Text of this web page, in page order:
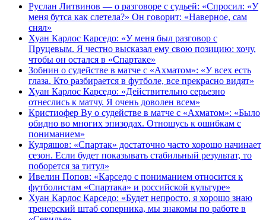
Руслан Литвинов — о разговоре с судьей: «Спросил: «У
меня бутса как слетела?» Он говорит: «Наверное, сам
снял»
Хуан Карлос Карседо: «У меня был разговор с
Пруцевым. Я честно высказал ему свою позицию: хочу,
чтобы он остался в «Спартаке»
Зобнин о судействе в матче с «Ахматом»: «У всех есть
глаза. Кто разбирается в футболе, все прекрасно видят»
Хуан Карлос Карседо: «Действительно серьезно
отнеслись к матчу. Я очень доволен всем»
Кристиофер Ву о судействе в матче с «Ахматом»: «Было
обидно во многих эпизодах. Отношусь к ошибкам с
пониманием»
Кудряшов: «Спартак» достаточно часто хорошо начинает
сезон. Если будет показывать стабильный результат, то
поборется за титул»
Ивелин Попов: «Карседо с пониманием относится к
футболистам «Спартака» и российской культуре»
Хуан Карлос Карседо: «Будет непросто, я хорошо знаю
тренерский штаб соперника, мы знакомы по работе в